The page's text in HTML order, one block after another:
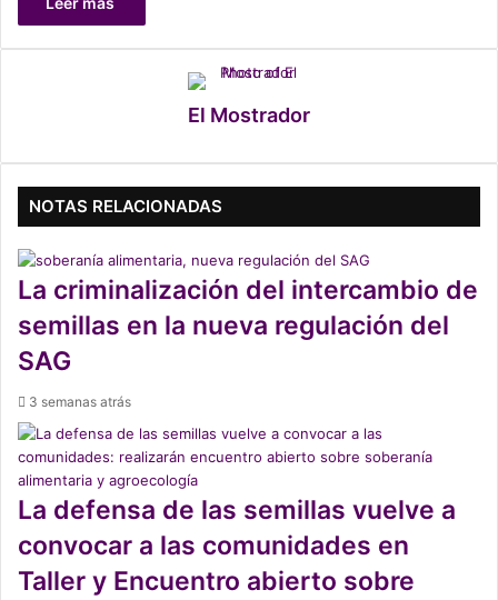
El Mostrador
NOTAS RELACIONADAS
La criminalización del intercambio de
semillas en la nueva regulación del
SAG
3 semanas atrás
La defensa de las semillas vuelve a
convocar a las comunidades en
Taller y Encuentro abierto sobre